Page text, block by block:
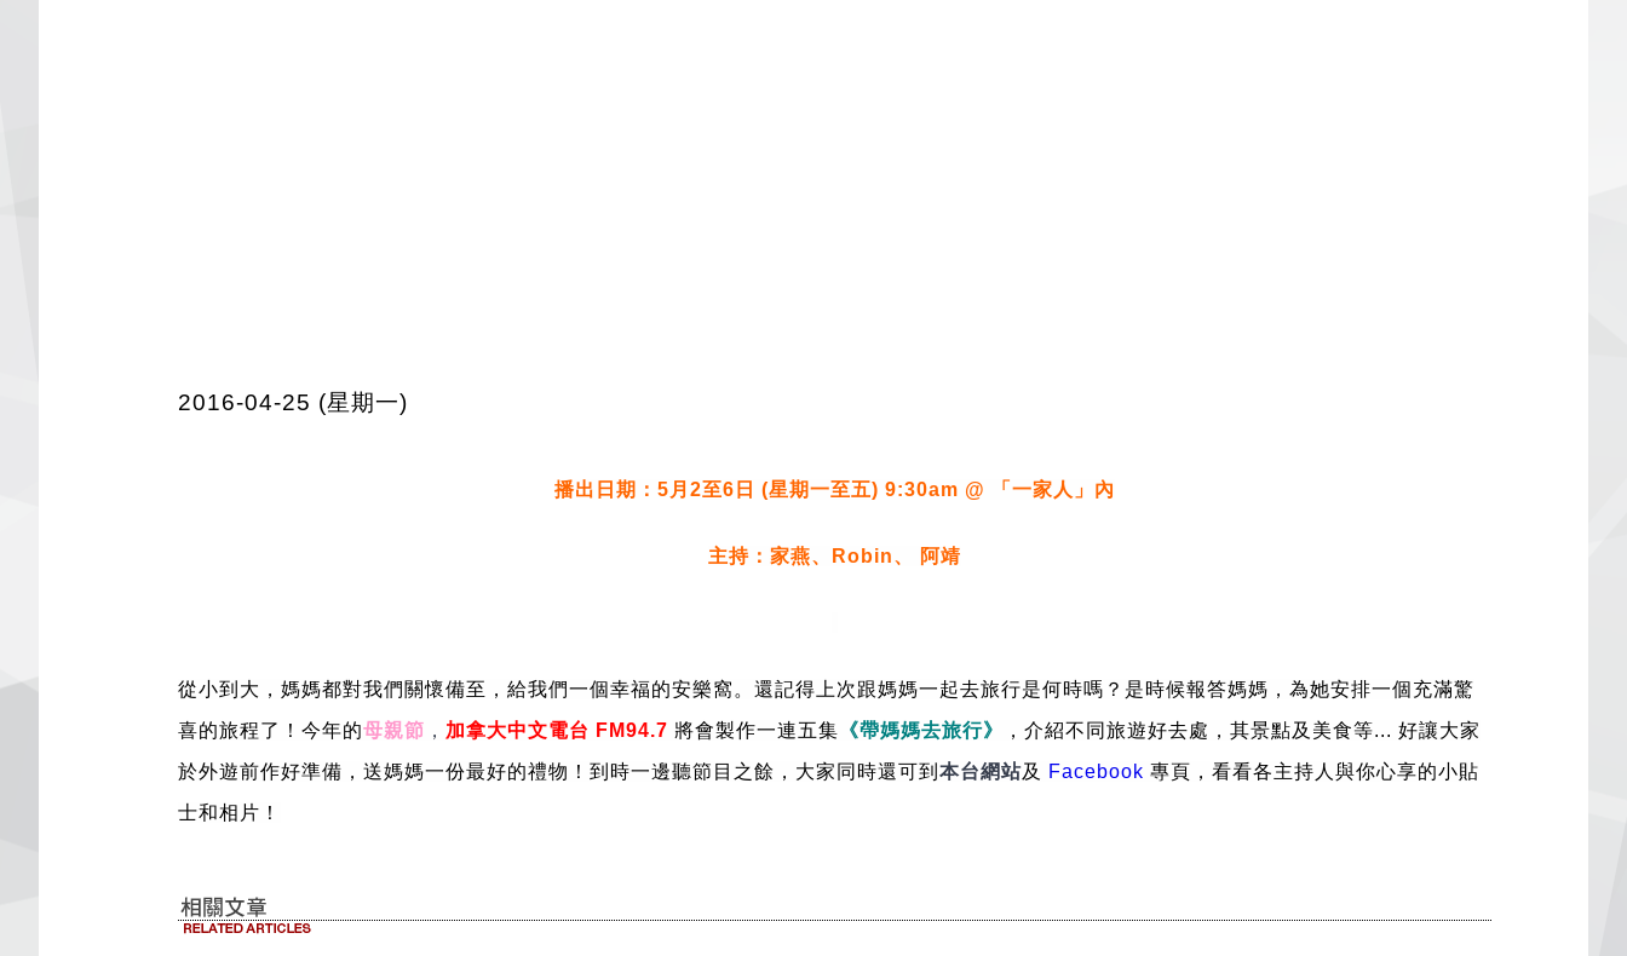
2016-04-25 (星期一)
播出日期：5月2至6日 (星期一至五) 9:30am @ 「一家人」內
主持：家燕、Robin、 阿靖
從小到大，媽媽都對我們關懷備至，給我們一個幸福的安樂窩。還記得上次跟媽媽一起去旅行是何時嗎？是時候報答媽媽，為她安排一個充滿驚
喜的旅程了！今年的母親節 ， 加拿大中文電台 FM94.7 將會製作一連五集 《帶媽媽去旅行》
，介紹不同旅遊好去處，其景點及美食等... 好讓大家
於外遊前作好準備，送媽媽一份最好的禮物！到時一邊聽節目之餘，大家同時還可到 本台網站及 Facebook 專頁，看看各主持人與你心享的小貼
士和相片！